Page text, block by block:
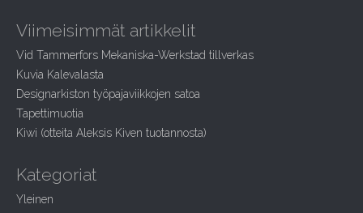
c
f
o
r
:
Viimeisimmät artikkelit
Vid Tammerfors Mekaniska-Werkstad tillverkas
Kuvia Kalevalasta
Designarkiston työpajaviikkojen satoa
Tapettimuotia
Kiwi (otteita Aleksis Kiven tuotannosta)
Kategoriat
Yleinen